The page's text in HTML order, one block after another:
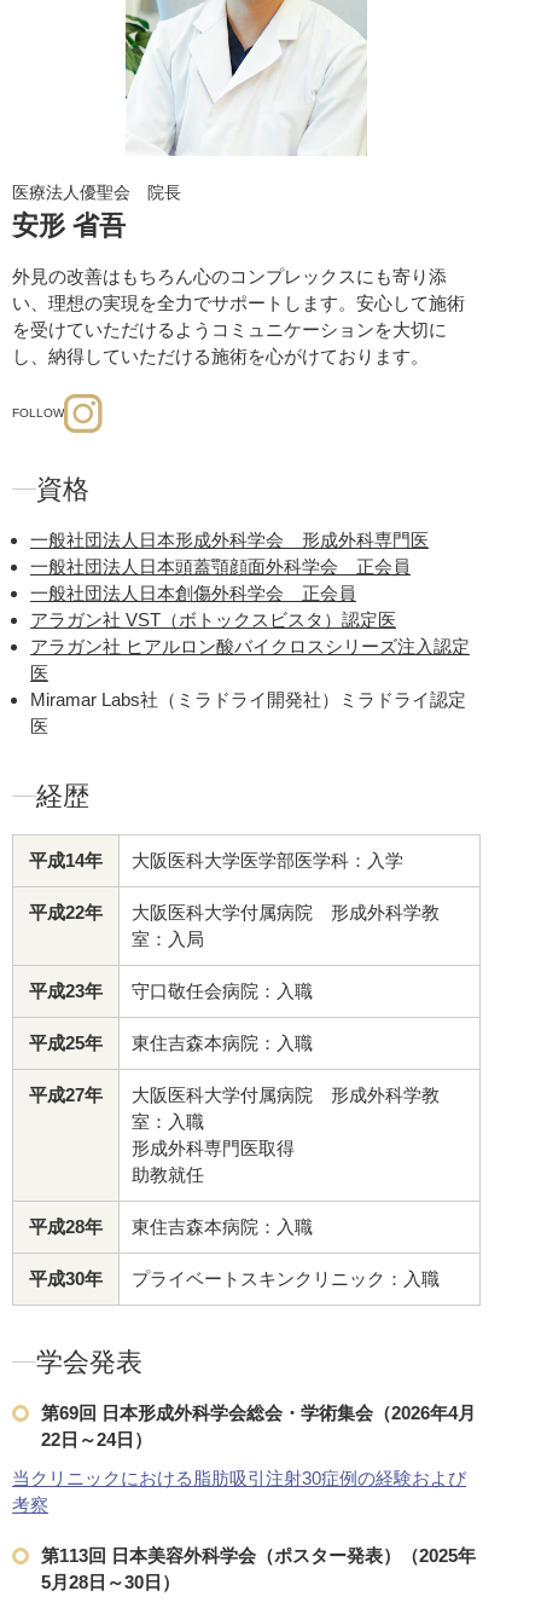
医療法人優聖会 院長
安形 省吾
外見の改善はもちろん心のコンプレックスにも寄り添
い、理想の実現を全力でサポートします。安心して施術
を受けていただけるようコミュニケーションを大切に
し、納得していただける施術を心がけております。
FOLLOW
資格
一般社団法人日本形成外科学会 形成外科専門医
一般社団法人日本頭蓋顎顔面外科学会 正会員
一般社団法人日本創傷外科学会 正会員
アラガン社 VST（ボトックスビスタ）認定医
アラガン社 ヒアルロン酸バイクロスシリーズ注入認定
医
Miramar Labs社（ミラドライ開発社）ミラドライ認定
医
経歴
平成14年 大阪医科大学医学部医学科：入学
平成22年
大阪医科大学付属病院 形成外科学教
室：入局
平成23年 守口敬任会病院：入職
平成25年 東住吉森本病院：入職
平成27年
大阪医科大学付属病院 形成外科学教
室：入職
形成外科専門医取得
助教就任
平成28年 東住吉森本病院：入職
平成30年 プライベートスキンクリニック：入職
学会発表
第69回 日本形成外科学会総会・学術集会（2026年4月
22日～24日）
当クリニックにおける脂肪吸引注射30症例の経験および
考察
第113回 日本美容外科学会（ポスター発表）（2025年
5月28日～30日）